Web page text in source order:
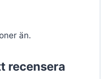
än.
recensera